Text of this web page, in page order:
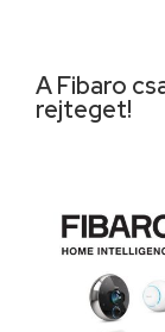
A Fibaro
rejteget!